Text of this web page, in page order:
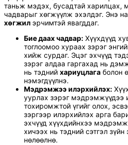
таньж мэдэх, бусадтай харилцах,
чадварыг хөгжүүлж эхэлдэг. Энэ
хөгжил эрчимтэй явагддаг.
Бие даах чадвар: Хүүхдүүд
тоглоомоо хураах зэрэг
хийж сурдаг. Эцэг эхчүүд
зэрэг алдаа гаргахад нь
нь тэдний хариуцлага болон
нэмэгдүүлнэ.
Мэдрэмжээ илэрхийлэх:
уурлах зэрэг мэдрэмжүүдээ
тохиромжтой үгийг олох,
зэргээр илэрхийлэх арга
эхчүүд хүүхдийнхээ
хичээх нь тэдний сэтгэл
нөлөөлнө.